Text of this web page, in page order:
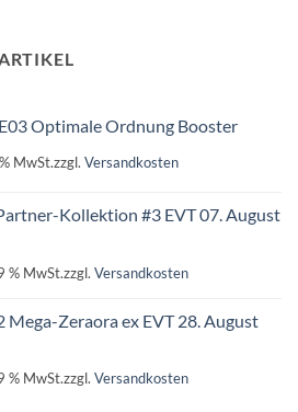
15,75€.
Optimale Ordnung Booster
MwSt.zzgl. Versandkosten
Kollektion #3 EVT 07. August
% MwSt.zzgl. Versandkosten
Mega-Zeraora ex EVT 28. August
% MwSt.zzgl. Versandkosten